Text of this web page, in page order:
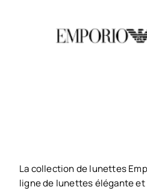
La collection de lunettes
ligne de lunettes élégante